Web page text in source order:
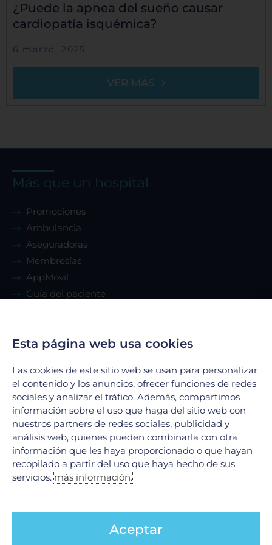
¿Puede la apnea del sueño causar
cardiopatía isquémica?
6 marzo, 2025
VER MÁS
Más que un hospital
Promociones
Ambulancia
Aseguradoras
Membresías
AppMóvil
Guía del paciente
Servicios
Urgencias
Laboratorio Clínico
Laboratorio de Biología Molecular
Hospitalización
Imagenología
Hemodinamia
Ver todos
Esta página web usa cookies
Las cookies de este sitio web se usan para personalizar
el contenido y los anuncios, ofrecer funciones de redes
sociales y analizar el tráfico. Además, compartimos
información sobre el uso que haga del sitio web con
nuestros partners de redes sociales, publicidad y
análisis web, quienes pueden combinarla con otra
información que les haya proporcionado o que hayan
recopilado a partir del uso que haya hecho de sus
servicios.más información.
Aceptar